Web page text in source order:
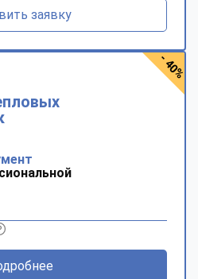
заявку
- 40%